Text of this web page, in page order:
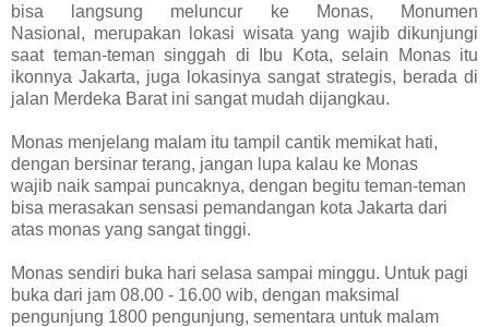
bisa langsung meluncur ke Monas, Monumen
Nasional, merupakan lokasi wisata yang wajib dikunjungi
saat teman-teman singgah di Ibu Kota, selain Monas itu
ikonnya Jakarta, juga lokasinya sangat strategis, berada di
jalan Merdeka Barat ini sangat mudah dijangkau.
Monas menjelang malam itu tampil cantik memikat hati,
dengan bersinar terang, jangan lupa kalau ke Monas
wajib naik sampai puncaknya, dengan begitu teman-teman
bisa merasakan sensasi pemandangan kota Jakarta dari
atas monas yang sangat tinggi.
Monas sendiri buka hari selasa sampai minggu. Untuk pagi
buka dari jam 08.00 - 16.00 wib, dengan maksimal
pengunjung 1800 pengunjung, sementara untuk malam